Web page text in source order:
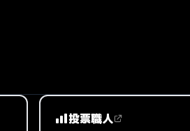
投票職人